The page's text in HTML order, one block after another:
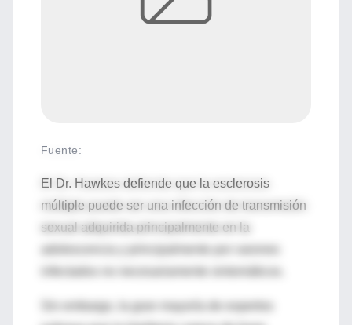
Fuente:
El Dr. Hawkes defiende que la esclerosis
múltiple puede ser una infección de transmisión
sexual adquirida principalmente en la
Sin embargo, la gran mayoría de expertos